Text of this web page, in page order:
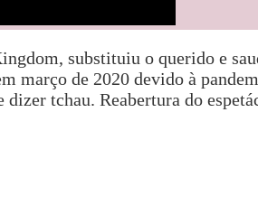
substituiu o querido e
março de 2020 devido à
dizer tchau. Reabertura do